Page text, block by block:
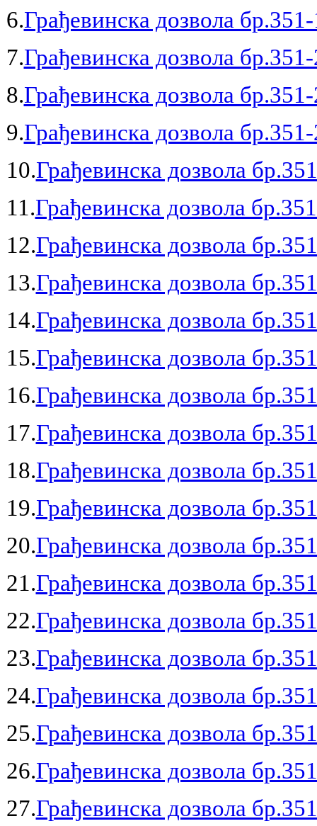
6.Грађевинска дозвола
7.Грађевинска дозвола
8.Грађевинска дозвола
9.Грађевинска дозвола
10.Грађевинска дозвола
11.Грађевинска дозвола
12.Грађевинска дозвола
13.Грађевинска дозвола
14.Грађевинска дозвола
15.Грађевинска дозвола
16.Грађевинска дозвола
17.Грађевинска дозвола
18.Грађевинска дозвола
19.Грађевинска дозвола
20.Грађевинска дозвола
21.Грађевинска дозвола
22.Грађевинска дозвола
23.Грађевинска дозвола
24.Грађевинска дозвола
25.Грађевинска дозвола
26.Грађевинска дозвола
27.Грађевинска дозвола